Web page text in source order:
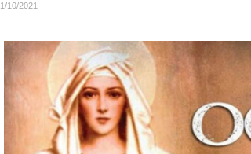
10/2021